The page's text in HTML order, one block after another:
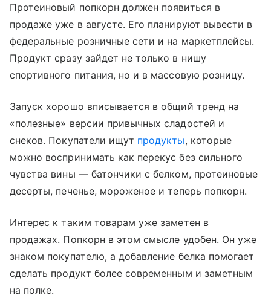
Протеиновый попкорн должен появиться в
продаже уже в августе. Его планируют вывести в
федеральные розничные сети и на маркетплейсы.
Продукт сразу зайдет не только в нишу
спортивного питания, но и в массовую розницу.
Запуск хорошо вписывается в общий тренд на
«полезные» версии привычных сладостей и
снеков. Покупатели ищут продукты, которые
можно воспринимать как перекус без сильного
чувства вины — батончики с белком, протеиновые
десерты, печенье, мороженое и теперь попкорн.
Интерес к таким товарам уже заметен в
продажах. Попкорн в этом смысле удобен. Он уже
знаком покупателю, а добавление белка помогает
сделать продукт более современным и заметным
на полке.